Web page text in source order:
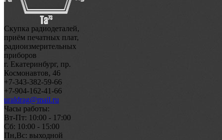
Скупка радиодеталей,
приём печатных плат,
радиоизмерительных
приборов
г. Екатеринбург, пр.
Космонавтов, 46
+7-343-382-59-66
+7-904-162-41-66
uraldrag@mail.ru
Часы работы:
Вт-Пт: 10:00 - 17:00
Сб: 10:00 - 15:00
Пн,Вс: выходной